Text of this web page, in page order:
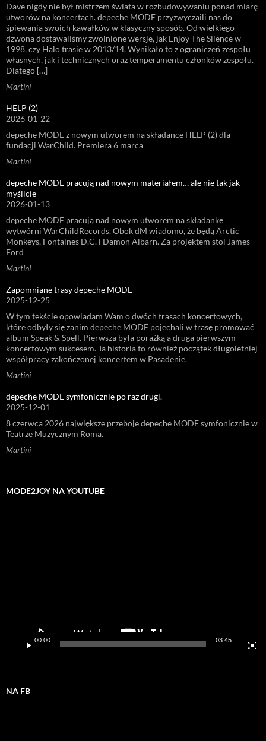
Dave nigdy nie był mistrzem świata w rozbudowywaniu ponad miarę
utworów na koncertach. depeche MODE przyzwyczaili nas do
śpiewania swoich kawałków w klasyczny sposób. Od wielkiego
dzwona dostawaliśmy zwolnione wersje, jak Enjoy The Silence w
1998, czy Halo trasie w 2013/14. Wynikało to z ograniczeń zespołu
własnych, jak i technicznych oraz temperamentu członków zespołu.
Dlatego […]
Martini
HELP (2)
2026-01-22
depeche MODE z nowym utworem na składance HELP (2) dla
fundacji WarChild. Premiera 6 marca
Martini
depeche MODE pracują nad nowym materiałem… ale nie tak jak
myślicie
2026-01-13
depeche MODE pracują nad nowym utworem na składankę
wytwórni WarChildRecords. Obok dM wiadomo, że będą Arctic
Monkeys, Fontaines D.C. i Damon Albarn. Za projektem stoi James
Ford
Martini
Zapomniane trasy depeche MODE
2025-12-25
W tym tekście opowiadam Wam o dwóch trasach koncertowych,
które odbyły się zanim depeche MODE pojechali w trasę promować
album Speak & Spell. Pierwsza była porażką a druga pierwszym
koncertowym sukcesem. Ta historia to również początek długoletniej
współpracy zakończonej koncertem w Pasadenie.
Martini
depeche MODE symfonicznie po raz drugi.
2025-12-01
8 czerwca 2026 największe przeboje depeche MODE symfonicznie w
Teatrze Muzycznym Roma.
Martini
MODE2JOY NA YOUTUBE
00:00 03:45
NA FB